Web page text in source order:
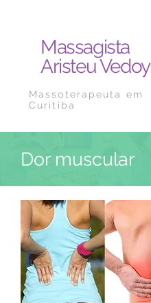
Massagista
Aristeu Vedoy
Massoterapeuta em
Curitiba
Dor muscular